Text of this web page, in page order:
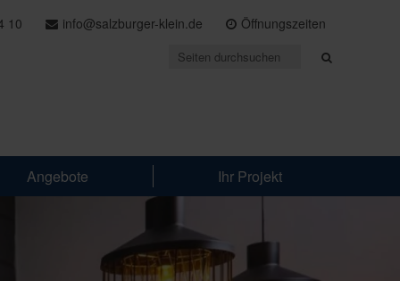
10 info@salzburger-klein.de Öffnungszeiten
Angebote Ihr Projekt